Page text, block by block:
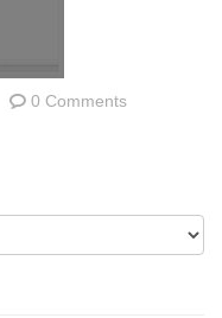
0 Comments